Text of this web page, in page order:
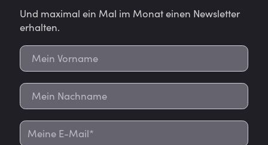
Und maximal ein Mal im Monat einen Newsletter
erhalten.